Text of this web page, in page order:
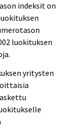
indeksit on
luokituksen
yritysten